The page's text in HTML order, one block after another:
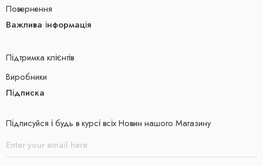
Повернення
Важлива інформація
Підтримка клієнтів
Виробники
Підписка
Підписуйся і будь в курсі всіх Новин нашого Магазину